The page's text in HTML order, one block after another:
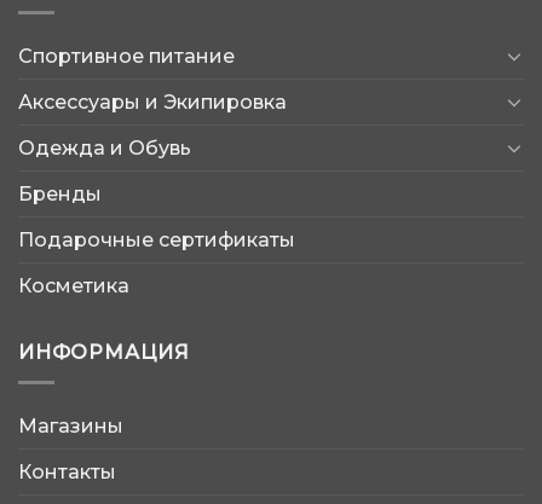
Спортивное питание
Аксессуары и Экипировка
Одежда и Обувь
Бренды
Подарочные сертификаты
Косметика
ИНФОРМАЦИЯ
Магазины
Контакты